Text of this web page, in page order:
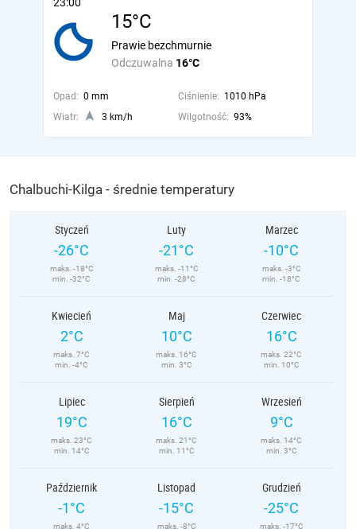
15°C
Odczuwalna 16°C
Prawie bezchmurnie
Opad: 0 mm Ciśnienie: 1010 hPa
Wiatr:
3 km/h Wilgotność: 93%
Chalbuchi-Kilga - średnie temperatury
Styczeń
-26°C
maks. -18°C
min. -32°C
Luty
-21°C
maks. -11°C
min. -28°C
Marzec
-10°C
maks. -3°C
min. -18°C
Kwiecień
2°C
maks. 7°C
min. -4°C
Maj
10°C
maks. 16°C
min. 3°C
Czerwiec
16°C
maks. 22°C
min. 10°C
Lipiec
19°C
maks. 23°C
min. 14°C
Sierpień
16°C
maks. 21°C
min. 11°C
Wrzesień
9°C
maks. 14°C
min. 3°C
Październik
-1°C
maks. 4°C
Listopad
-15°C
maks. -8°C
Grudzień
-25°C
maks. -17°C